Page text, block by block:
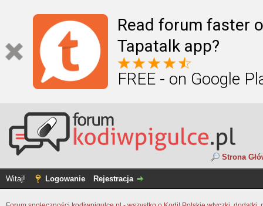
Read forum faster
Tapatalk app?
FREE - on Google
Strona
Witaj! Logowanie Rejestracja